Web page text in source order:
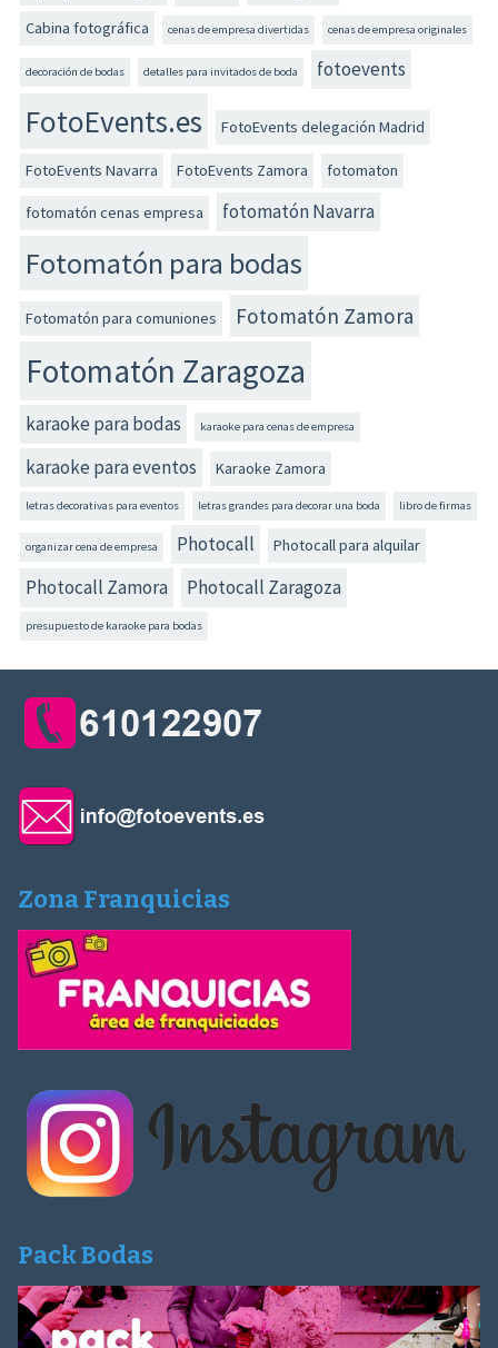
Cabina fotográfica cenas de empresa divertidas cenas de empresa originales
decoración de bodas detalles para invitados de boda fotoevents
FotoEvents.es FotoEvents delegación Madrid
FotoEvents Navarra FotoEvents Zamora fotomaton
fotomatón cenas empresa fotomatón Navarra
Fotomatón para bodas
Fotomatón para comuniones Fotomatón Zamora
Fotomatón Zaragoza
karaoke para bodas karaoke para cenas de empresa
karaoke para eventos Karaoke Zamora
letras decorativas para eventos letras grandes para decorar una boda libro de firmas
organizar cena de empresa Photocall Photocall para alquilar
Photocall Zamora Photocall Zaragoza
presupuesto de karaoke para bodas
Zona Franquicias
Pack Bodas